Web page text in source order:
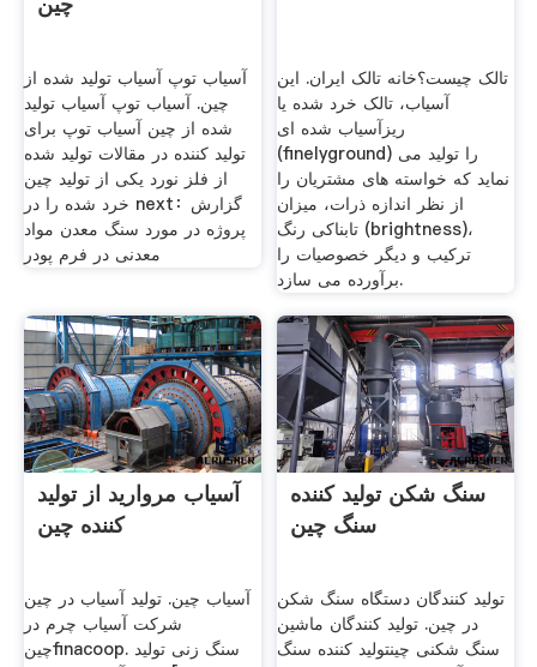
آسیاب توپ آسیاب تولید شده از
چین. آسیاب توپ آسیاب تولید
شده از چین آسیاب توپ برای
تولید کننده در مقالات تولید شده
از فلز نورد یکی از تولید چین
خرد شده را در next：گزارش
پروژه در مورد سنگ معدن مواد
معدنی در فرم پودر
تالک چیست؟خانه تالک ایران. این
آسیاب، تالک خرد شده یا
ریزآسیاب شده ای
(finelyground) را تولید می
نماید که خواسته های مشتریان را
از نظر اندازه ذرات، میزان
تابناکی رنگ (brightness)،
ترکیب و دیگر خصوصیات را
برآورده می سازد.
آسیاب مروارید از تولید
کننده چین
آسیاب چین. تولید آسیاب در چین
شرکت آسیاب چرم در
چینfinacoop. سنگ زنی تولید
سنگ شکن تولید کننده
سنگ چین
تولید کنندگان دستگاه سنگ شکن
در چین. تولید کنندگان ماشین
سنگ شکنی چینتولید کننده سنگ